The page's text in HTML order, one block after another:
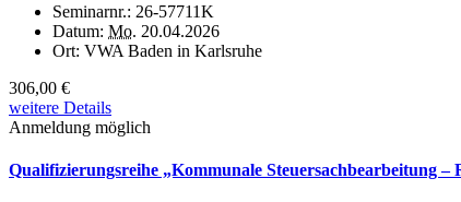
Seminarnr.: 26-57711K
Datum: Mo. 20.04.2026
Ort: VWA Baden in Karlsruhe
306,00 €
weitere Details
Anmeldung möglich
Qualifizierungsreihe „Kommunale Steuersachbearbeitung